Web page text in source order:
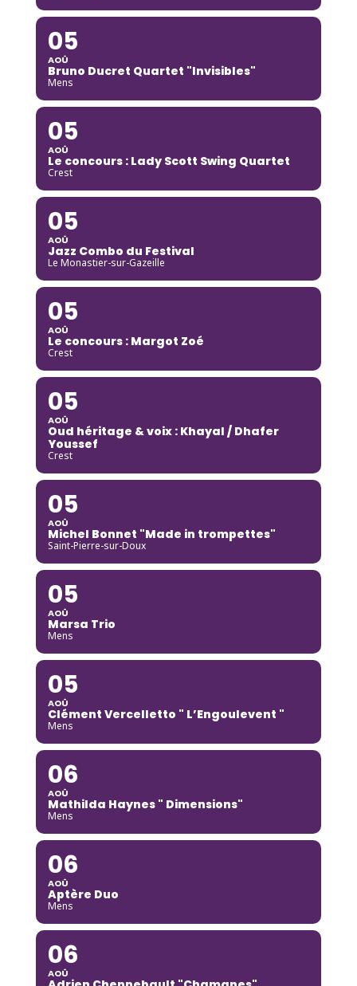
05
AOÛ
Bruno Ducret Quartet "Invisibles"
Mens
05
AOÛ
Le concours : Lady Scott Swing Quartet
Crest
05
AOÛ
Jazz Combo du Festival
Le Monastier-sur-Gazeille
05
AOÛ
Le concours : Margot Zoé
Crest
05
AOÛ
Oud héritage & voix : Khayal / Dhafer
Youssef
Crest
05
AOÛ
Michel Bonnet "Made in trompettes"
Saint-Pierre-sur-Doux
05
AOÛ
Marsa Trio
Mens
05
AOÛ
Clément Vercelletto " L’Engoulevent "
Mens
06
AOÛ
Mathilda Haynes " Dimensions"
Mens
06
AOÛ
Aptère Duo
Mens
06
AOÛ